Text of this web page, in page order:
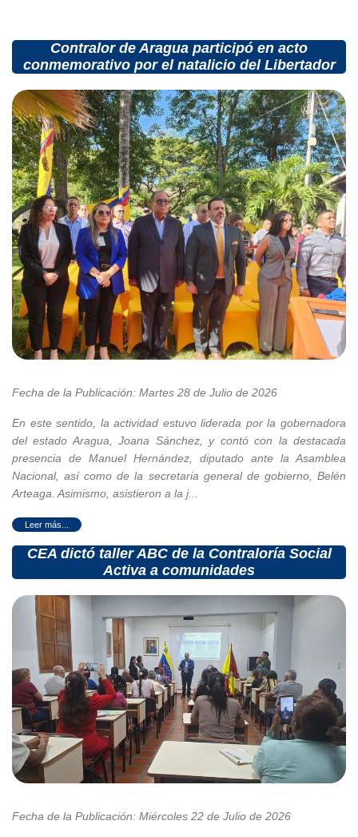
Contralor de Aragua participó en acto
conmemorativo por el natalicio del Libertador
Fecha de la Publicación: Martes 28 de Julio de 2026
En este sentido, la actividad estuvo liderada por la gobernadora
del estado Aragua, Joana Sánchez, y contó con la destacada
presencia de Manuel Hernández, diputado ante la Asamblea
Nacional, así como de la secretaria general de gobierno, Belén
Arteaga. Asimismo, asistieron a la j...
CEA dictó taller ABC de la Contraloría Social
Activa a comunidades
Fecha de la Publicación: Miércoles 22 de Julio de 2026